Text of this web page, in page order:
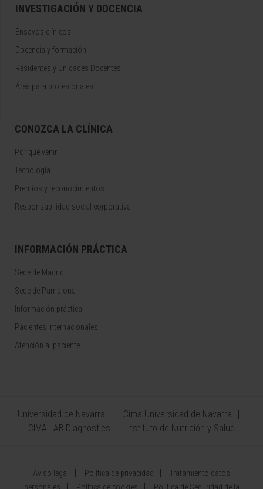
INVESTIGACIÓN Y DOCENCIA
Ensayos clínicos
Docencia y formación
Residentes y Unidades Docentes
Área para profesionales
CONOZCA LA CLÍNICA
Por qué venir
Tecnología
Premios y reconocimientos
Responsabilidad social corporativa
INFORMACIÓN PRÁCTICA
Sede de Madrid
Sede de Pamplona
Información práctica
Pacientes internacionales
Atención al paciente
Universidad de Navarra
Cima Universidad de Navarra
CIMA LAB Diagnostics
Instituto de Nutrición y Salud
Aviso legal Política de privacidad
Tratamiento datos